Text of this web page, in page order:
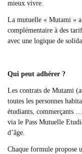
mieux vivre.
La mutuelle « Mutami » a
complémentaire à des
avec une logique de
Qui peut adhérer ?
Les contrats de Mutami
toutes les personnes
étudiants, commerçants
via le Pass Mutuelle
d’âge.
Chaque formule propose